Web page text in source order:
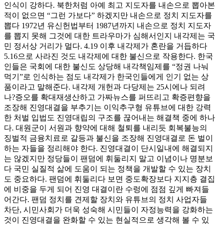
인식이 강하다. 북한처럼 아예 최고 지도자를 내손으로 뽑아본
적이 없으면 “그런 가보다” 하겠지만 내손으로 정치 지도자를
뽑다 1972년 유신헌법부터 1987년까지 내손으로 정치 지도자
를 뽑지 못해 그것에 대한 트라우마가 심해서인지 내각제는 국
민 정서상 거리가 멀다. 4.19 이후 내각제가 혼란을 거듭하다
5.16으로 사라진 것도 내각제에 대한 불신으로 작용한다. 한국
인들은 국회에 대한 불신도 상당해 내각책임제를 “정권 나눠
먹기”로 인식하는 점도 내각제가 한국인들에게 인기 없는 상
품이라고 말해준다. 내각제 개헌과 다당제는 25시에나 되려
나?증오를 확대재생산하고 가짜뉴스를 퍼뜨리고 확증편향을
조장해 진영대결을 부추기는 이익추구형 유튜브에 대한 강력
한 처벌 입법도 진영대립의 구조를 끊어내는 해결책 중에 하나
다. 대원군이 서원과 향약에 대해 철퇴를 내리듯 회복불능의
징벌적 금융치료로 갈등과 불신을 조장해 진영대결로 돈 벌이
하는 자들을 정리해야 한다. 진영대결이 단시일내에 해결되지
는 않겠지만 정당들이 팬덤에 휘둘리지 말고 이념이나 명분보
다 국민 실질적 삶에 도움이 되는 정책을 개발할 수 있는 장치
도 중요하다. 팬덤에 휘둘리다 보면 중도확장보다 지지층 결집
에 비중을 두게 되어 진영 대결이란 수렁에 점점 깊게 빠져들
어간다. 팬덤 정치를 견제할 장치와 유튜브의 정치 사업자들
차단, 시민사회가 더욱 성숙해 시민들이 자정능력을 강화하는
것이 진영대결을 완화할 수 있는 현실적으로 생각해 볼 수 있